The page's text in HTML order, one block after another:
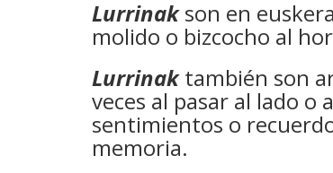
Lurrinak son en
molido o bizcocho al
Lurrinak también son
veces al pasar al lado
sentimientos o
memoria.